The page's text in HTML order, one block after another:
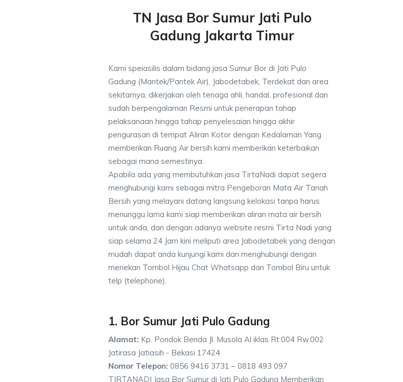
TN Jasa Bor Sumur Jati Pulo
Gadung Jakarta Timur
Kami speiasilis dalam bidang jasa Sumur Bor di Jati Pulo
Gadung (Mantek/Pantek Air), Jabodetabek, Terdekat dan area
sekitarnya, dikerjakan oleh tenaga ahli, handal, profesional dan
sudah berpengalaman Resmi untuk penerapan tahap
pelaksanaan hingga tahap penyelesaian hingga akhir
pengurasan di tempat Aliran Kotor dengan Kedalaman Yang
memberikan Ruang Air bersih kami memberikan keterbaikan
sebagai mana semestinya.
Apabila ada yang membutuhkan jasa TirtaNadi dapat segera
menghubungi kami sebagai mitra Pengeboran Mata Air Tanah
Bersih yang melayani datang langsung kelokasi tanpa harus
menunggu lama kami siap memberikan aliran mata air bersih
untuk anda, dan dengan adanya website resmi Tirta Nadi yang
siap selama 24 Jam kini meliputi area Jabodetabek yang dengan
mudah dapat anda kunjungi kami dan menghubungi dengan
menekan Tombol Hijau Chat Whatsapp dan Tombol Biru untuk
telp (telephone).
1. Bor Sumur Jati Pulo Gadung
Alamat: Kp. Pondok Benda Jl. Musola Al iklas Rt.004 Rw.002
Jatirasa Jatiasih - Bekasi 17424
Nomor Telepon: 0856 9416 3731 – 0818 493 097
TIRTANADI Jasa Bor Sumur di Jati Pulo Gadung Memberikan